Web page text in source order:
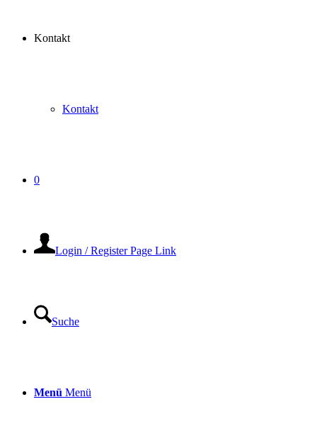
Kontakt
Kontakt
0
Login / Register Page Link
Suche
Menü Menü